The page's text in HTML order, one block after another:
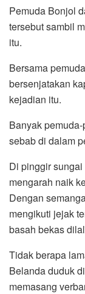
Pemuda Bonjol
tersebut sambil
itu.
Bersama
bersenjatakan
kejadian itu.
Banyak
sebab di dalam
Di pinggir
mengarah naik
Dengan
mengikuti jejak
basah bekas
Tidak berapa
Belanda duduk
memasang